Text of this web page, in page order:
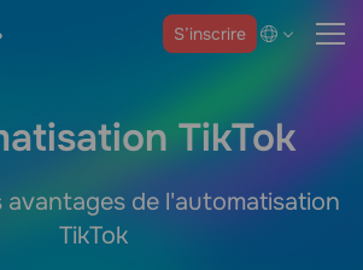
S’inscrire
TikTok
avantages de l'automatisation
TikTok